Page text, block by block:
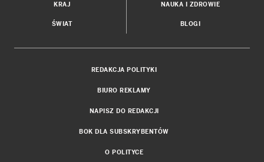
KRAJ
ŚWIAT
NAUKA I ZDROWIE
BLOGI
REDAKCJA POLITYKI
BIURO REKLAMY
NAPISZ DO REDAKCJI
BOK DLA SUBSKRYBENTÓW
O POLITYCE